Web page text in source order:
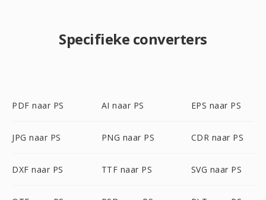
Specifieke converters
PDF naar PS AI naar PS EPS naar PS
JPG naar PS PNG naar PS CDR naar PS
DXF naar PS TTF naar PS SVG naar PS